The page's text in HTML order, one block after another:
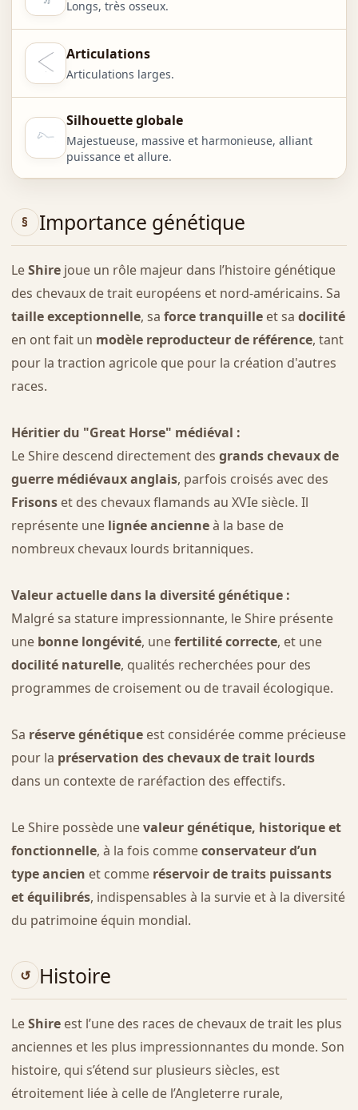
Longs, très osseux.
Articulations
Articulations larges.
Silhouette globale
Majestueuse, massive et harmonieuse, alliant
puissance et allure.
Importance génétique
LeShirejoue un rôle majeur dans l’histoire génétique
des chevaux de trait européens et nord-américains. Sa
taille exceptionnelle, sa force tranquilleet sa docilité
en ont fait un modèle reproducteur de référence, tant
pour la traction agricole que pour la création d'autres
races.
Héritier du "Great Horse" médiéval :
Le Shire descend directement des grands chevaux de
guerre médiévaux anglais, parfois croisés avec des
Frisonset des chevaux flamands au XVIe siècle. Il
représente une lignée ancienneà la base de
nombreux chevaux lourds britanniques.
Valeur actuelle dans la diversité génétique :
Malgré sa stature impressionnante, le Shire présente
une bonne longévité, unefertilité correcte, et une
docilité naturelle, qualités recherchées pour des
programmes de croisement ou de travail écologique.
Sa réserve génétiqueest considérée comme précieuse
pour la préservation des chevaux de trait lourds
dans un contexte de raréfaction des effectifs.
Le Shire possède unevaleur génétique, historique et
fonctionnelle, à la fois commeconservateur d’un
type ancien et comme réservoir de traits puissants
et équilibrés, indispensables à la survie et à la diversité
du patrimoine équin mondial.
Histoire
LeShireest l’une des races de chevaux de trait les plus
anciennes et les plus impressionnantes du monde. Son
histoire, qui s’étend sur plusieurs siècles, est
étroitement liée à celle de l’Angleterre rurale,